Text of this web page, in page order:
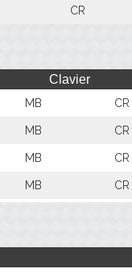
CR
Clavier
MB CR
MB CR
MB CR
MB CR